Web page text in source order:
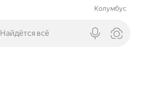
Колумбус
Найдётся всё